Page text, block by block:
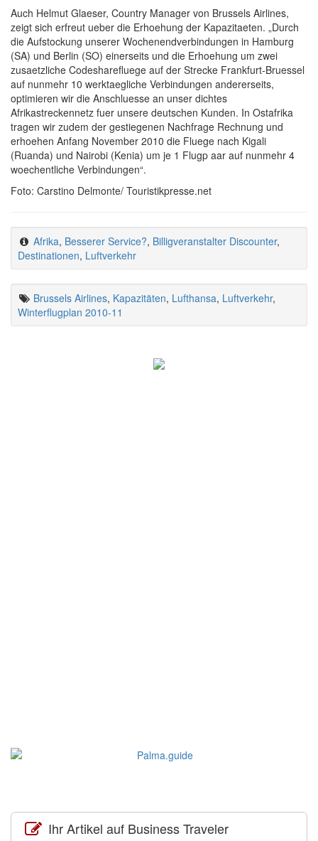
Auch Helmut Glaeser, Country Manager von Brussels Airlines,
zeigt sich erfreut ueber die Erhoehung der Kapazitaeten. „Durch
die Aufstockung unserer Wochenendverbindungen in Hamburg
(SA) und Berlin (SO) einerseits und die Erhoehung um zwei
zusaetzliche Codesharefluege auf der Strecke Frankfurt-Bruessel
auf nunmehr 10 werktaegliche Verbindungen andererseits,
optimieren wir die Anschluesse an unser dichtes
Afrikastreckennetz fuer unsere deutschen Kunden. In Ostafrika
tragen wir zudem der gestiegenen Nachfrage Rechnung und
erhoehen Anfang November 2010 die Fluege nach Kigali
(Ruanda) und Nairobi (Kenia) um je 1 Flugp aar auf nunmehr 4
woechentliche Verbindungen“.
Foto: Carstino Delmonte/ Touristikpresse.net
Afrika, Besserer Service?, Billigveranstalter Discounter,
Destinationen, Luftverkehr
Brussels Airlines, Kapazitäten, Lufthansa, Luftverkehr,
Winterflugplan 2010-11
Ihr Artikel auf Business Traveler